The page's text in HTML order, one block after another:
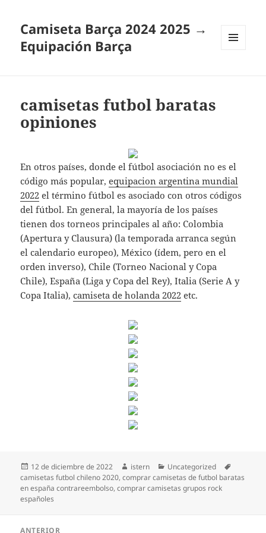
Camiseta Barça 2024 2025 →
Equipación Barça
camisetas futbol baratas
opiniones
En otros países, donde el fútbol asociación no es el
código más popular,equipacion argentina mundial
2022 el término fútbol es asociado con otros códigos
del fútbol. En general, la mayoría de los países
tienen dos torneos principales al año: Colombia
(Apertura y Clausura) (la temporada arranca según
el calendario europeo), México (ídem, pero en el
orden inverso), Chile (Torneo Nacional y Copa
Chile), España (Liga y Copa del Rey), Italia (Serie A y
Copa Italia),camiseta de holanda 2022 etc.
Publicado
el
12 de diciembre de 2022 Autor
istern Categorías
Uncategorized
camisetas futbol chileno 2020,comprar camisetas de futbol baratas
en españa contrareembolso,comprar camisetas grupos rock
españoles
ANTERIOR